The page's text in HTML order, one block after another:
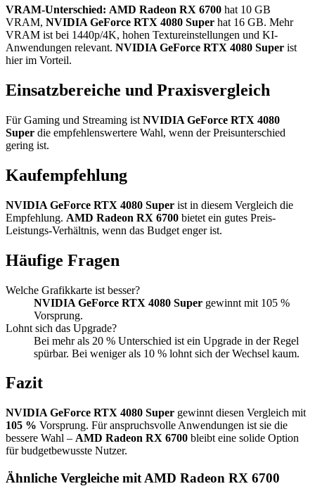
VRAM-Unterschied: AMD Radeon RX 6700 hat 10 GB
VRAM, NVIDIA GeForce RTX 4080 Super hat 16 GB. Mehr
VRAM ist bei 1440p/4K, hohen Textureinstellungen und KI-
Anwendungen relevant. NVIDIA GeForce RTX 4080 Super ist
hier im Vorteil.
Einsatzbereiche und Praxisvergleich
Für Gaming und Streaming ist NVIDIA GeForce RTX 4080
Super die empfehlenswertere Wahl, wenn der Preisunterschied
gering ist.
Kaufempfehlung
NVIDIA GeForce RTX 4080 Super ist in diesem Vergleich die
Empfehlung. AMD Radeon RX 6700 bietet ein gutes Preis-
Leistungs-Verhältnis, wenn das Budget enger ist.
Häufige Fragen
Welche Grafikkarte ist besser?
NVIDIA GeForce RTX 4080 Super gewinnt mit 105 %
Vorsprung.
Lohnt sich das Upgrade?
Bei mehr als 20 % Unterschied ist ein Upgrade in der Regel
spürbar. Bei weniger als 10 % lohnt sich der Wechsel kaum.
Fazit
NVIDIA GeForce RTX 4080 Super gewinnt diesen Vergleich mit
105 % Vorsprung. Für anspruchsvolle Anwendungen ist sie die
bessere Wahl – AMD Radeon RX 6700 bleibt eine solide Option
für budgetbewusste Nutzer.
Ähnliche Vergleiche mit AMD Radeon RX 6700